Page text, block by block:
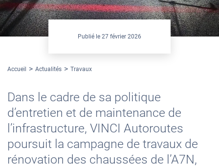
Publié le 27 février 2026
Accueil Actualités Travaux
Dans le cadre de sa politique
d’entretien et de maintenance de
l’infrastructure, VINCI Autoroutes
poursuit la campagne de travaux de
rénovation des chaussées de l’A7N,